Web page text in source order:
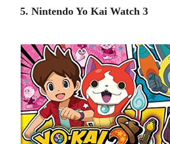
5. Nintendo Yo Kai Watch 3